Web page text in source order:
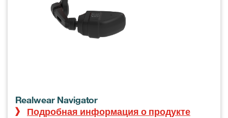
Realwear Navigator
Подробная информация о продукте